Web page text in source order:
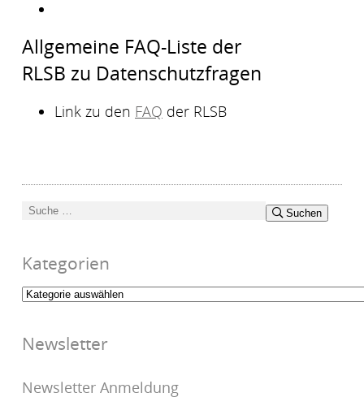
Allgemeine FAQ-Liste der
RLSB zu Datenschutzfragen
Link zu den FAQ der RLSB
Suchen
Suchen
Kategorien
Kategorien
Newsletter
Newsletter Anmeldung